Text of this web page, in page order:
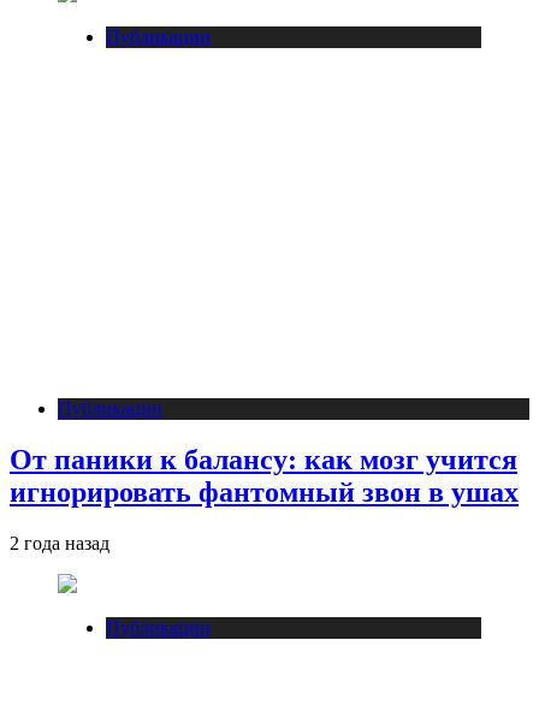
Публикации
Публикации
От паники к балансу: как мозг учится
игнорировать фантомный звон в ушах
2 года назад
Публикации